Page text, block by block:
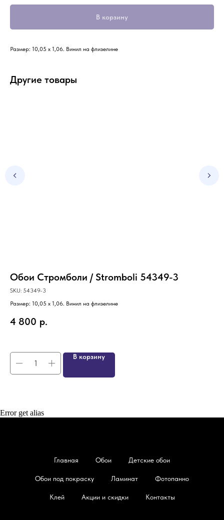
В корзину
Размер: 10,05 х 1,06. Винил на флизелине
Другие товары
Обои Стромболи / Stromboli 54349-3
SKU: 54349-3
Размер: 10,05 х 1,06. Винил на флизелине
4 800 р.
В корзину
Error get alias
Главная Обои Детские обои
Обои под покраску Ламинат Фотопанно
Клей Акции и скидки Контакты